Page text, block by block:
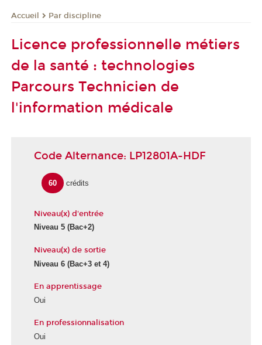
Accueil Par discipline
Licence professionnelle métiers
de la santé : technologies
Parcours Technicien de
l'information médicale
Code Alternance: LP12801A-HDF
60 crédits
Niveau(x) d'entrée
Niveau 5 (Bac+2)
Niveau(x) de sortie
Niveau 6 (Bac+3 et 4)
En apprentissage
Oui
En professionnalisation
Oui